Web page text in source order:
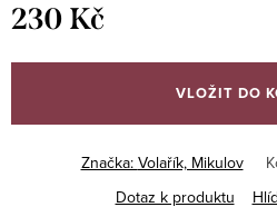
230 Kč
cena:
VLOŽIT DO
Značka: Volařík, Mikulov
Dotaz k produktu